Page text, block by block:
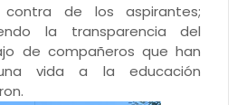
de los aspirantes;
la transparencia del
de compañeros que han
vida a la educación